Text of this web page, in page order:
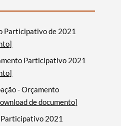
Participativo de 2021
Participativo 2021
- Orçamento
de documento]
2021